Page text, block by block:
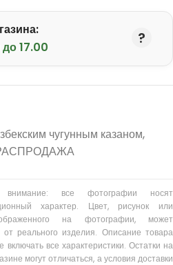
17.00
чугунным казаном,
внимание: все фотографии носят
характер. Цвет, рисунок или
на фотографии, может
от реального изделия. Описание товара
все характеристики. Остатки на
могут отличаться, а условия доставки